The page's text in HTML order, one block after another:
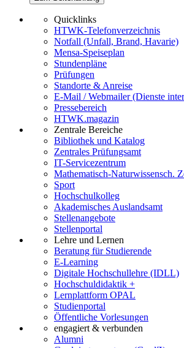
Quicklinks
HTWK-Telefonverzeichnis
Notfall (Unfall, Brand, Havarie)
Mensa-Speiseplan
Stundenpläne
Prüfungen
Standorte & Anreise
E-Mail / Webmailer (Dienste
Pressebereich
HTWK.magazin
Zentrale Bereiche
Bibliothek und Katalog
Zentrales Prüfungsamt
IT-Servicezentrum
Mathematisch-Naturwissensch.
Sport
Hochschulkolleg
Akademisches Auslandsamt
Stellenangebote
Stellenportal
Lehre und Lernen
Beratung für Studierende
E-Learning
Digitale Hochschullehre (IDLL)
Hochschuldidaktik +
Lernplattform OPAL
Studienportal
Öffentliche Vorlesungen
engagiert & verbunden
Alumni